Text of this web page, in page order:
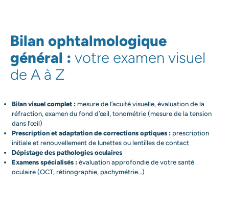
Bilan ophtalmologique
général : votre examen visuel
de A à Z
Bilan visuel complet : mesure de l’acuité visuelle, évaluation de la
réfraction, examen du fond d’œil, tonométrie (mesure de la tension
dans l’œil)
Prescription et adaptation de corrections optiques : prescription
initiale et renouvellement de lunettes ou lentilles de contact
Dépistage des pathologies oculaires
Examens spécialisés : évaluation approfondie de votre santé
oculaire (OCT, rétinographie, pachymétrie…)